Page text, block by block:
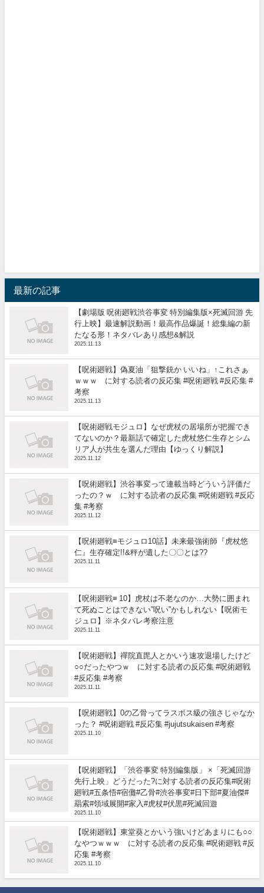
最新の記事
【劇場版 呪術廻戦渋谷事変 特別編集版×死滅回游 先
行上映】最速解説動画！最高作品爆誕！総集編の新
たなる形！ネタバレあり感想&解説
2025.11.13
【呪術廻戦】偽夏油「狙撃銃か いいね」↑これさぁ
ｗｗｗ に対する読者の反応集 #呪術廻戦 #反応集 #
考察
2025.11.13
【呪術廻戦モジュロ】なぜ虎杖の居場所が把握でき
てないのか？最新話で確定した虎杖悠仁生存とシム
リア人が共生を選んだ理由【ゆっくり解説】
2025.11.12
【呪術廻戦】渋谷事変って連載当時どういう評価だ
ったの？ｗ に対する読者の反応集 #呪術廻戦 #反応
集 #考察
2025.11.12
【呪術廻戦≡モジュロ10話】未来最強術師『虎杖悠
仁』生存確定!!&秤が遺した〇〇とは??
2025.11.11
【呪術廻戦≡ 10】虎杖は不老なのか…大勢に囲まれ
て死ぬことはできない”呪い”かもしれない【呪術モ
ジュロ】※ネタバレ考察注意
2025.11.11
【呪術廻戦】禪院直毘人とかいう速攻退場したけど
○○だったやつｗ に対する読者の反応集 #呪術廻戦
#反応集 #考察
2025.11.11
【呪術廻戦】0の乙骨ってラスボス級の強さじゃなか
った？ #呪術廻戦 #反応集 #jujutsukaisen #考察
2025.11.10
【呪術廻戦】「渋谷事変 特別編集版」 ×「死滅回游
先行上映」どうだった?に対する読者の反応集#呪術
廻戦#五条悟#宿儺#乙骨#渋谷事変#日下部#夏油傑#
羂索#領域展開#家入#虎杖#伏黒#死滅回遊
2025.11.10
【呪術廻戦】東堂葵とかいう強いけどあまりにも○○
なやつｗｗｗ に対する読者の反応集 #呪術廻戦 #反
応集 #考察
2025.11.10